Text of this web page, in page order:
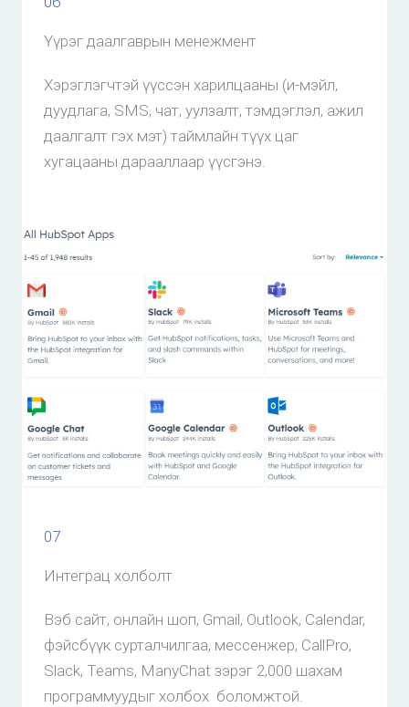
Үүрэг даалгаврын менежмент
Хэрэглэгчтэй үүссэн харилцааны (и-мэйл,
дуудлага, SMS, чат, уулзалт, тэмдэглэл, ажил
даалгалт гэх мэт) таймлайн түүх цаг
хугацааны дарааллаар үүсгэнэ.
07
Интеграц холболт
Вэб сайт, онлайн шоп, Gmail, Outlook, Calendar,
фэйсбүүк сурталчилгаа, мессенжер, CallPro,
Slack, Teams, ManyChat зэрэг 2,000 шахам
программуудыг холбох боломжтой.